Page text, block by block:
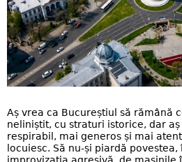
Aș vrea ca Bucureștiul să rămână
neliniștit, cu straturi istorice, dar
respirabil, mai generos și mai
locuiesc. Să nu-și piardă povestea,
improvizația agresivă, de mașinile